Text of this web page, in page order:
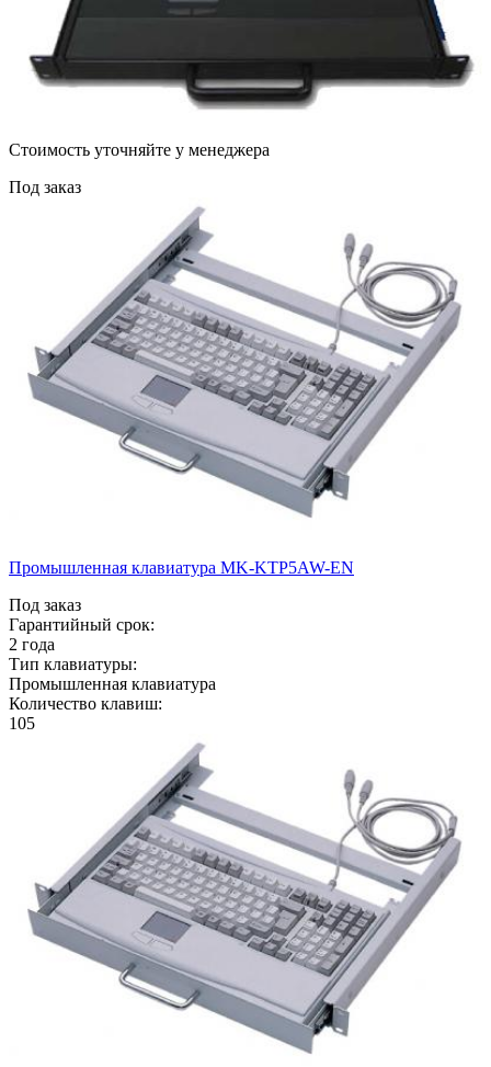
Cтоимость уточняйте у менеджера
Под заказ
Промышленная клавиатура MK-KTP5AW-EN
Под заказ
Гарантийный срок:
2 года
Тип клавиатуры:
Промышленная клавиатура
Количество клавиш:
105